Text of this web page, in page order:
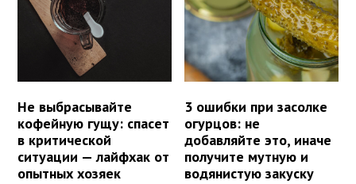
Не выбрасывайте
кофейную гущу: спасет
в критической
ситуации — лайфхак от
опытных хозяек
3 ошибки при засолке
огурцов: не
добавляйте это, иначе
получите мутную и
водянистую закуску